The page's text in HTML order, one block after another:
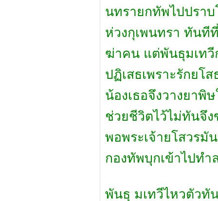
นทรายกทัพไปปราบ
ห่วงกุเพนทรา ทันที
ฆ่าคน แต่พันธุมเทวี
ปฏิเสธเพราะรักยโ
น้องเธอจึงวางยาพิ
ช่วยชีวิตไว้ไม่ทันจึ
พอพระเจ้ายโสวรมั
กองทัพบุกเข้าไปท
พันธุ มเทวีไหวตัวทั